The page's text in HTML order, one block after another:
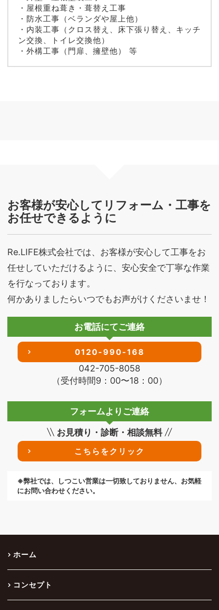
・屋根重ね葺き・葺替え工事
・防水工事（ベランダや屋上他）
・内装工事（クロス替え、床下張り替え、キッチ
ン交換、トイレ交換他）
・外構工事（門扉、擁壁他） 等
お客様が安心してリフォーム・工事を
お任せできるように
Re.LIFE株式会社では、お客様が安心して工事をお
任せしていただけるように、安心安全で丁寧な作業
を行なっております。
何かありましたらいつでもお声がけくださいませ！
お電話にてご連絡
0120-990-168
042-705-8058
（受付時間9：00〜18：00）
フォームよりご連絡
お見積り・診断・相談無料
こちらをクリック
※弊社では、しつこい営業は一切致しておりません、お気軽
にお問い合わせください。
ホーム
コンセプト